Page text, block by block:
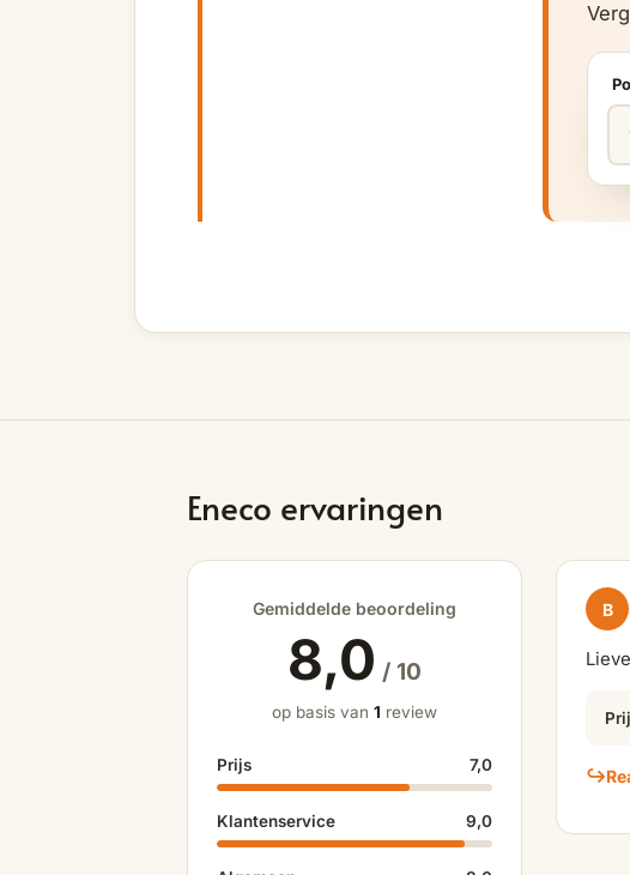
Eneco ervaringen
Gemiddelde beoordeling
8,0 / 10
op basis van 1 review
Prijs 7,0
Klantenservice 9,0
B
↪